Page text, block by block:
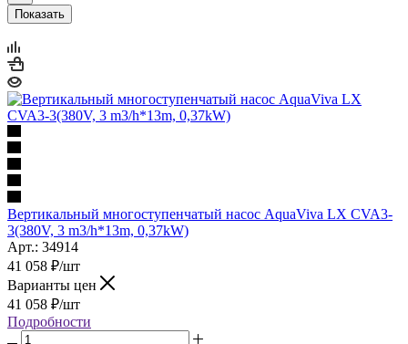
Показать
Вертикальный многоступенчатый насос AquaViva LX CVA3-
3(380V, 3 m3/h*13m, 0,37kW)
Арт.: 34914
41 058 ₽/шт
Варианты цен
41 058 ₽/шт
Подробности